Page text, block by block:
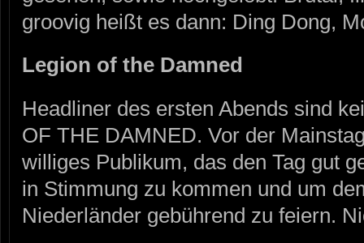
groovig heißt es dann: Ding Dong,
Legion of the Damned
Headliner des ersten Abends sind
OF THE DAMNED. Vor der
williges Publikum, das den Tag gut
in Stimmung zu kommen und um
Niederländer gebührend zu feiern.